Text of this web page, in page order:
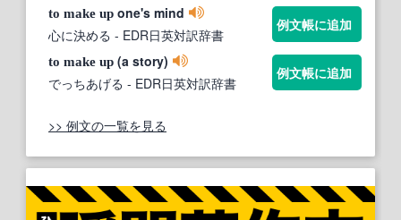
to make up one's mind
心に決める - EDR日英対訳辞書
例文帳に追加
to make up (a story)
でっちあげる - EDR日英対訳辞書
例文帳に追加
>> 例文の一覧を見る